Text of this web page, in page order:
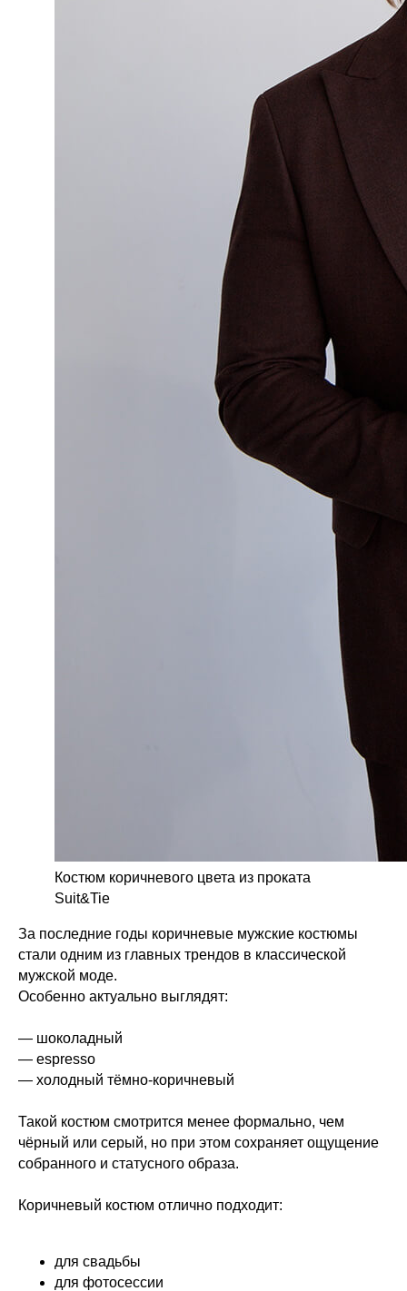
Костюм коричневого цвета из проката
Suit&Tie
За последние годы коричневые мужские костюмы
стали одним из главных трендов в классической
мужской моде.
Особенно актуально выглядят:
— шоколадный
— espresso
— холодный тёмно-коричневый
Такой костюм смотрится менее формально, чем
чёрный или серый, но при этом сохраняет ощущение
собранного и статусного образа.
Коричневый костюм отлично подходит:
для свадьбы
для фотосессии